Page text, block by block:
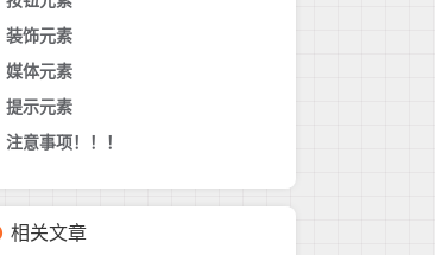
任务列表
居中
右对齐
多彩按钮
便条按钮
复制按钮
标签按钮
装饰元素
分割线
跑马灯
进度条
Tabs
时间线
媒体元素
图片预览
视频播放器
PDF 预览
网易云歌单
提示元素
消息提示
注意事项！！！
相关文章